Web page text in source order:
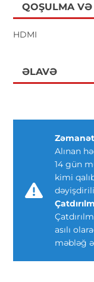
QOŞULMA VƏ
HDMI
ƏLAVƏ
Alınan
14 gün
kimi
asılı
məbləğ